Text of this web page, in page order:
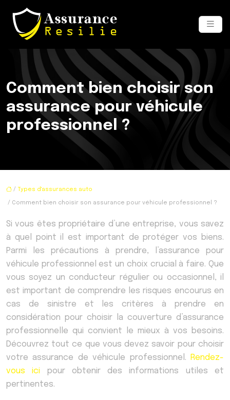
Comment bien choisir son
assurance pour véhicule
professionnel ?
/ Types d'assurances auto
/ Comment bien choisir son assurance pour véhicule professionnel ?
Si vous êtes propriétaire d’une entreprise, vous savez
à quel point il est important de protéger vos biens.
Parmi les précautions à prendre, l’assurance pour
véhicule professionnel est un choix crucial à faire. Que
vous soyez un conducteur régulier ou occasionnel, il
est important de comprendre les risques encourus en
cas de sinistre et les critères à prendre en
considération pour choisir la couverture d’assurance
professionnelle qui convient le mieux à vos besoins.
Découvrez tout ce que vous devez savoir pour choisir
votre assurance de véhicule professionnel.
Rendez-
vous ici pour obtenir des informations utiles et
pertinentes.